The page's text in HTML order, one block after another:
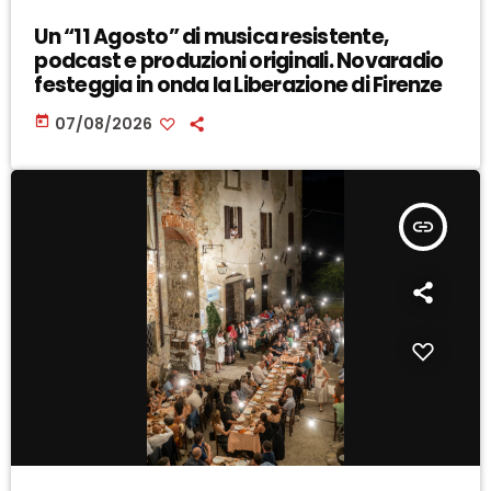
Un “11 Agosto” di musica resistente,
podcast e produzioni originali. Novaradio
festeggia in onda la Liberazione di Firenze
today 07/08/2026
insert_link